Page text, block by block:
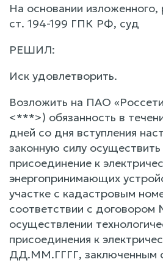
Hа основании изложенного,
ст. 194-199 ГПК РФ, суд
РЕШИЛ:
Иск удовлетворить.
Возложить на ПАО
<***>) обязанность в
дней со дня вступления
законную силу осуществить
присоединение к
энергопринимающих
участке с кадастровым
соответствии с
осуществлении
присоединения к
ДД.ММ.ГГГГ, заключенным